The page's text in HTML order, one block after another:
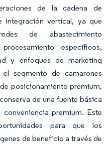
de la cadena de
integración vertical, ya que
de abastecimiento
específicos,
y enfoques de marketing
segmento de camarones
posicionamiento premium,
de una fuente básica
premium. Este
para que los
de beneficio a través de